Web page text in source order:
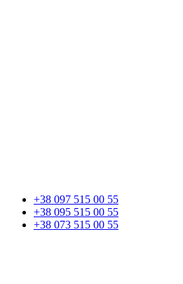
+38 097 515 00 55
+38 095 515 00 55
+38 073 515 00 55